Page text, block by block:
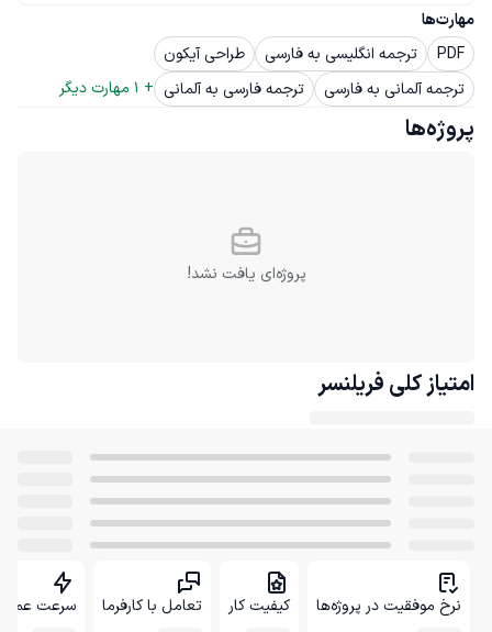
مهارت‌ها
PDF
ترجمه انگلیسی به فارسی
طراحی آیکون
ترجمه آلمانی به فارسی
ترجمه فارسی به آلمانی +
1 مهارت دیگر
پروژه‌ها
پروژه‌ای یافت نشد!
امتیاز کلی فریلنسر
نرخ موفقیت در پروژه‌ها کیفیت کار تعامل با کارفرما سرعت عمل